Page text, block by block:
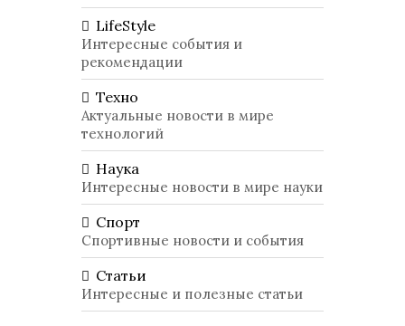
LifeStyle
Интересные события и
рекомендации
Техно
Актуальные новости в мире
технологий
Наука
Интересные новости в мире науки
Спорт
Спортивные новости и события
Статьи
Интересные и полезные статьи